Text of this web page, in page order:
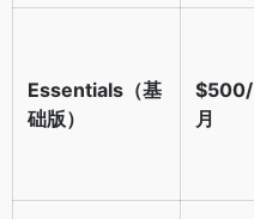
Essentials（基
础版）
$500/
月